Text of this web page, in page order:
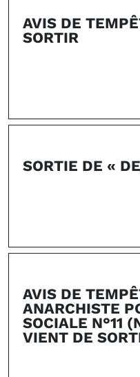
AVIS DE
SORTIR
SORTIE DE «
AVIS DE
ANARCHISTE
SOCIALE N°11
VIENT DE